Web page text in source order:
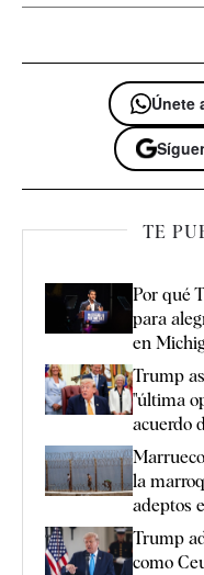
Únete
TE
Por qué
para
en
Trump
"última
acuerdo
la
adeptos
Trump
como